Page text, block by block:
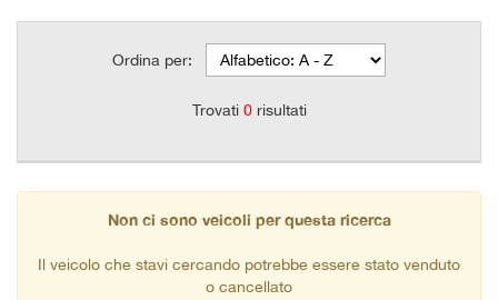
Ordina per:
Trovati 0risultati
Non ci sono veicoli per questa ricerca
Il veicolo che stavi cercando potrebbe essere stato venduto
o cancellato